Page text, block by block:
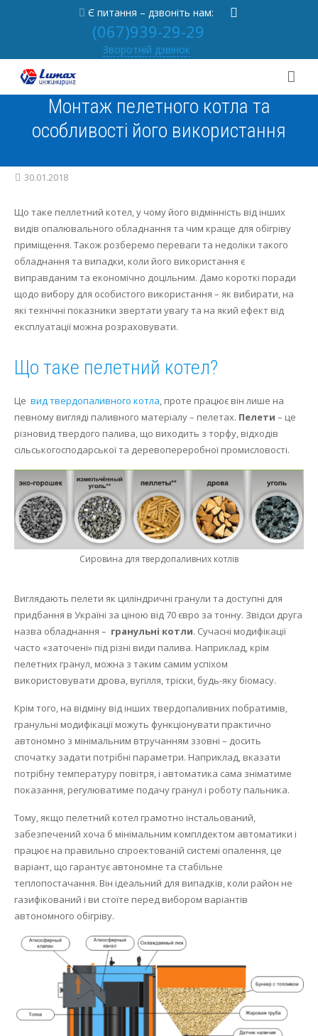
Є питання – дзвоніть нам:
(067)939-29-29
Зворотній дзвінок
Про нас
Новини
Партнерам
Відгуки
Вакансії
Вентиляція під ключ
Опалення під ключ
Осушувач басейну під ключ
Проектування
Сервіс
Портфоліо
Практика
Статті
Вентиляція
Кондиціонери
Опалення
Часті питання
Контакти
[RU|UA]
Монтаж пелетного котла та
особливості його використання
30.01.2018
Що таке пеллетний котел, у чому його відмінність від інших
видів опалювального обладнання та чим краще для обігріву
приміщення. Також розберемо переваги та недоліки такого
обладнання та випадки, коли його використання є
виправданим та економічно доцільним. Дамо короткі поради
щодо вибору для особистого використання – як вибирати, на
які технічні показники звертати увагу та на який ефект від
експлуатації можна розраховувати.
Що таке пелетний котел?
Це вид твердопаливного котла, проте працює він лише на
певному вигляді паливного матеріалу – пелетах. Пелети – це
різновид твердого палива, що виходить з торфу, відходів
сільськогосподарської та деревопереробної промисловості.
Сировина для твердопаливних котлів
Виглядають пелети як циліндричні гранули та доступні для
придбання в Україні за ціною від 70 євро за тонну. Звідси друга
назва обладнання – гранульні котли. Сучасні модифікації
часто «заточені» під різні види палива. Наприклад, крім
пелетних гранул, можна з таким самим успіхом
використовувати дрова, вугілля, тріски, будь-яку біомасу.
Крім того, на відміну від інших твердопаливних побратимів,
гранульні модифікації можуть функціонувати практично
автономно з мінімальним втручанням ззовні – досить
спочатку задати потрібні параметри. Наприклад, вказати
потрібну температуру повітря, і автоматика сама зніматиме
показання, регулюватиме подачу гранул і роботу пальника.
Тому, якщо пелетний котел грамотно інстальований,
забезпечений хоча б мінімальним комплдектом автоматики і
працює на правильно спроектованій системі опалення, це
варіант, що гарантує автономне та стабільне
теплопостачання. Він ідеальний для випадків, коли район не
газифікований і ви стоїте перед вибором варіантів
автономного обігріву.